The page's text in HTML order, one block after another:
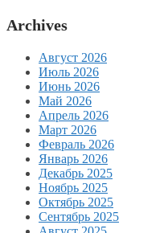
Archives
Август 2026
Июль 2026
Июнь 2026
Май 2026
Апрель 2026
Март 2026
Февраль 2026
Январь 2026
Декабрь 2025
Ноябрь 2025
Октябрь 2025
Сентябрь 2025